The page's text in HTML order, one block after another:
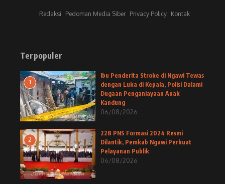
Redaksi Pedoman Media Siber Privacy Policy Kontak
Terpopuler
1
Ibu Penderita Stroke di Ngawi Tewas
dengan Luka di Kepala, Polisi Dalami
Dugaan Penganiayaan Anak
Kandung
06/08/2026
2
228 PNS Formasi 2024 Resmi
Dilantik, Pemkab Ngawi Perkuat
Pelayanan Publik
06/08/2026